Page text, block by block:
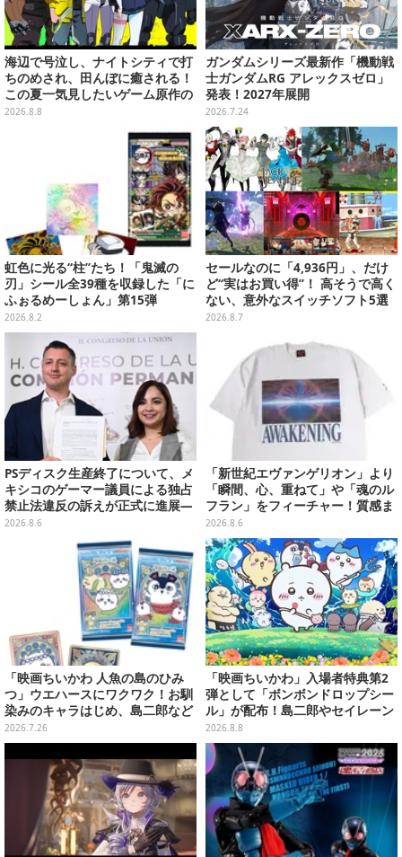
海辺で号泣し、ナイトシティで打
ちのめされ、田んぼに癒される！
この夏一気見したいゲーム原作の
名作アニメ10選を一挙紹介【特
2026.8.8
ガンダムシリーズ最新作「機動戦
士ガンダムRG アレックスゼロ」
発表！2027年展開
2026.7.24
虹色に光る“柱”たち！「鬼滅の
刃」シール全39種を収録した「に
ふぉるめーしょん」第15弾
2026.8.2
セールなのに「4,936円」、だけ
ど“実はお買い得”！ 高そうで高く
ない、意外なスイッチソフト5選
2026.8.7
PSディスク生産終了について、メ
キシコのゲーマー議員による独占
禁止法違反の訴えが正式に進展―
「テクノロジーは自由を拡大する
ために役立つべき」
2026.8.6
「新世紀エヴァンゲリオン」より
「瞬間、心、重ねて」や「魂のル
フラン」をフィーチャー！質感ま
でこだわった高級Tシャツが8月7
日発売
2026.8.6
「映画ちいかわ 人魚の島のひみ
つ」ウエハースにワクワク！お馴
染みのキャラはじめ、島二郎など
セイレーン編カード全22種
2026.7.26
「映画ちいかわ」入場者特典第2
弾として「ボンボンドロップシー
ル」が配布！島二郎やセイレーン
はもちろん、人魚のウロコまで…
2026.8.8